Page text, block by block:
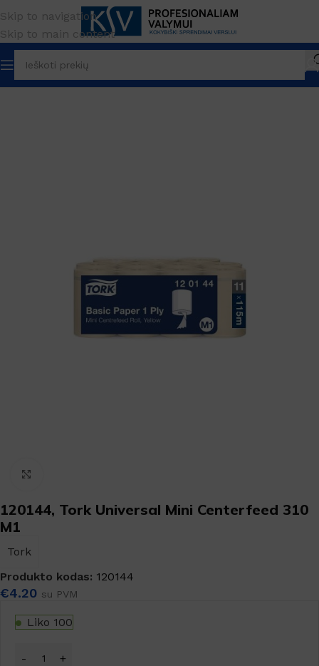
Skip to navigation
Skip to main content
Pradžia Higiena
120144, Tork Universal Mini Centerfeed 310
M1
Tork
Produkto kodas: 120144
€4.20 su PVM
Liko 100